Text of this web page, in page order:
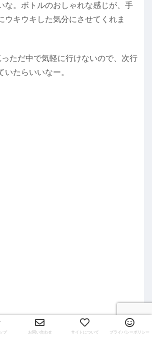
な。ボトルのおしゃれな感じが、手
ウキウキした気分にさせてくれま
ただ中で気軽に行けないので、次行
いたらいいなー。
プ お問い合わせ サイトについて プライバシーポリシー